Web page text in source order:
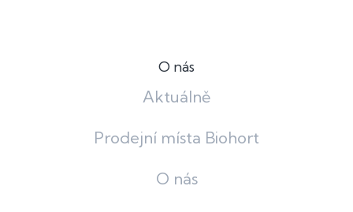
O nás
Aktuálně
Prodejní místa Biohort
O nás